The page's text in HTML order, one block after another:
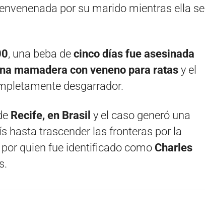
por su marido mientras ella se
, una beba de cinco días fue asesinada
mamadera con veneno para ratas y el
desgarrador.
Recife, en Brasil y el caso generó una
hasta trascender las fronteras por la
quien fue identificado como Charles